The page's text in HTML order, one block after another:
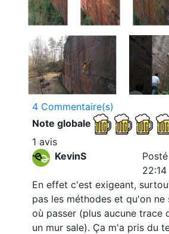
4 Commentaire(s)
Note globale
1 avis
KevinS
22:14
En effet c'est exigeant,
pas les méthodes et qu'on ne
où passer (plus aucune trace
un mur sale). Ça m'a pris du